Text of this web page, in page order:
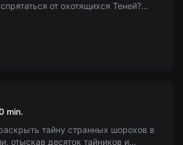
от охотящихся Теней?
призрака
min.
тайну странных шорохов в
отыскав десяток тайников и